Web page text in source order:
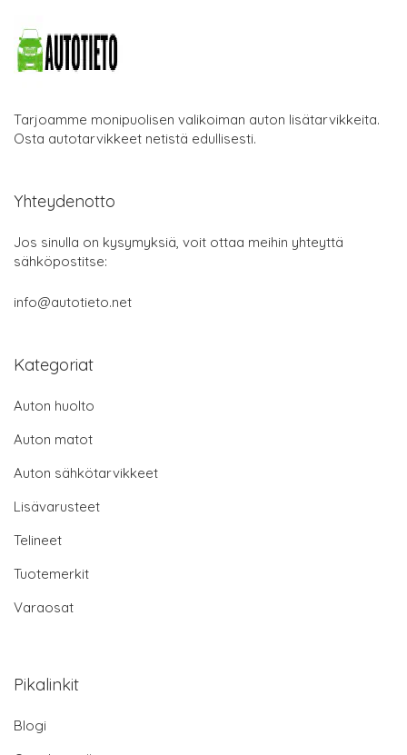
Tarjoamme monipuolisen valikoiman auton lisätarvikkeita.
Osta autotarvikkeet netistä edullisesti.
Yhteydenotto
Jos sinulla on kysymyksiä, voit ottaa meihin yhteyttä
sähköpostitse:
info@autotieto.net
Kategoriat
Auton huolto
Auton matot
Auton sähkötarvikkeet
Lisävarusteet
Telineet
Tuotemerkit
Varaosat
Pikalinkit
Blogi